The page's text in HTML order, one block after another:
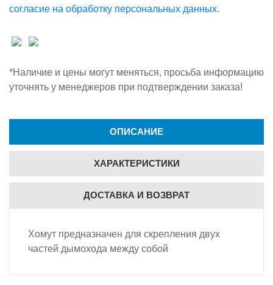
согласие на обработку персональных данных.
*Наличие и цены могут меняться, просьба информацию
уточнять у менеджеров при подтверждении заказа!
ОПИСАНИЕ
ХАРАКТЕРИСТИКИ
ДОСТАВКА И ВОЗВРАТ
Хомут предназначен для скрепления двух
частей дымохода между собой